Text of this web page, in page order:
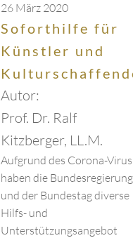
26 März 2020
Soforthilfe für
Künstler und
Autor:
Prof. Dr. Ralf
Kitzberger, LL.M.
Aufgrund des Corona-Virus
haben die Bundesregierung
und der Bundestag diverse
Hilfs- und
Unterstützungsangebot